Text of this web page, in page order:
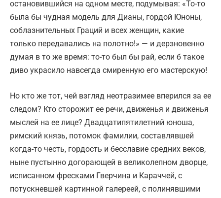
остановившийся на одном месте, подумывая: «То-то
была бы чудная модель для Дианы, гордой Юноны,
соблазнительных Граций и всех женщин, какие
только передавались на полотно!» — и дерзновенно
думая в то же время: то-то был бы рай, если б такое
диво украсило навсегда смиренную его мастерскую!
Но кто же тот, чей взгляд неотразимее вперился за ее
следом? Кто сторожит ее речи, движенья и движенья
мыслей на ее лице? Двадцатипятилетний юноша,
римский князь, потомок фамилии, составлявшей
когда-то честь, гордость и бесславие средних веков,
ныне пустынно догорающей в великолепном дворце,
исписанном фресками Гверчина и Караччей, с
потускневшей картинной галереей, с полинявшими